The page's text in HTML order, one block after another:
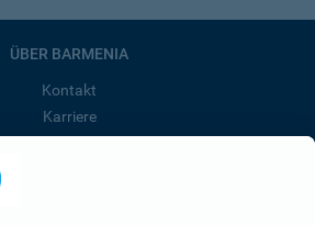
ÜBER BARMENIA
Kontakt
Karriere